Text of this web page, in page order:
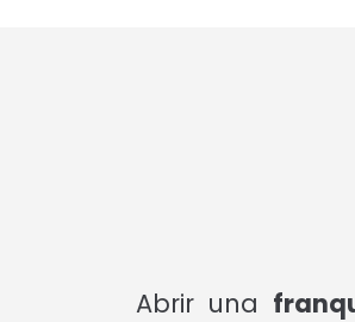
Abrir una